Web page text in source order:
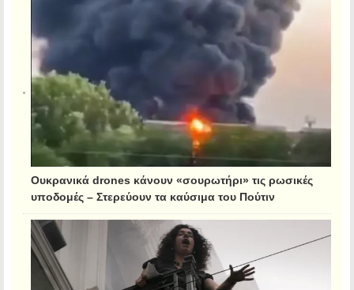
Ουκρανικά drones κάνουν «σουρωτήρι» τις ρωσικές
υποδομές – Στερεύουν τα καύσιμα του Πούτιν